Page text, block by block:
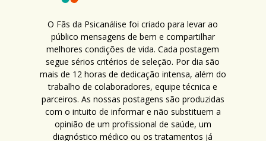
O Fãs da Psicanálise foi criado para levar ao
público mensagens de bem e compartilhar
melhores condições de vida. Cada postagem
segue sérios critérios de seleção. Por dia são
mais de 12 horas de dedicação intensa, além do
trabalho de colaboradores, equipe técnica e
parceiros. As nossas postagens são produzidas
com o intuito de informar e não substituem a
opinião de um profissional de saúde, um
diagnóstico médico ou os tratamentos já